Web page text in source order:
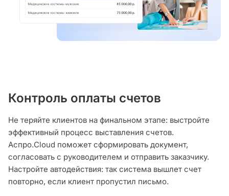
Контроль оплаты счетов
Не теряйте клиентов на финальном этапе: выстройте
эффективный процесс выставления счетов.
Аспро.Cloud поможет сформировать документ,
согласовать с руководителем и отправить заказчику.
Настройте автодействия: так система вышлет счет
повторно, если клиент пропустил письмо.